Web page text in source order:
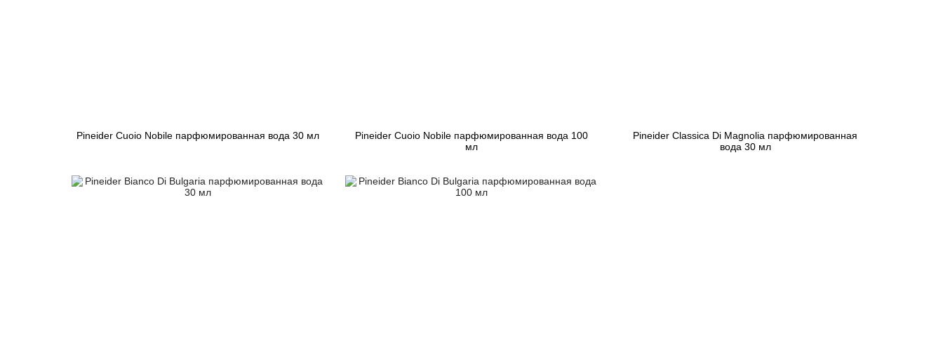
Pineider Cuoio Nobile парфюмированная вода 30 мл
Закончился
Pineider Cuoio Nobile парфюмированная вода 100
мл
Закончился
Pineider Classica Di Magnolia парфюмированная
вода 30 мл